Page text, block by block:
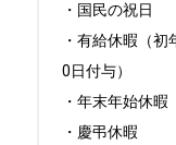
・国民の祝日
・有給休暇（
0日付与）
・年末年始休暇
・慶弔休暇